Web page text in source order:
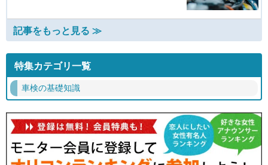
記事をもっと見る ≫
特集カテゴリ一覧
車検の基礎知識